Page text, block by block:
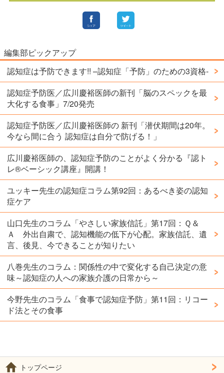
編集部ピックアップ
認知症は予防できます!! –認知症「予防」のための3資格-
認知症予防医／広川慶裕医師の新刊「脳のスペックを最
大化する食事」7/20発売
認知症予防医／広川慶裕医師の 新刊「潜伏期間は20年。
今なら間に合う 認知症は自分で防げる！」
広川慶裕医師の、認知症予防のことがよく分かる『認ト
レ®️ベーシック講座』開講！
ユッキー先生の認知症コラム第92回：あるべき姿の認知
症ケア
山口先生のコラム「やさしい家族信託」第17回：Ｑ＆
Ａ 外出自粛で、認知機能の低下が心配。家族信託、遺
言、後見、今できることが知りたい
八巻先生のコラム：関係性の中で変化する自己決定の意
味～認知症の人への家族介護の日常から～
今野先生のコラム「食事で認知症予防」第11回：リコー
ド法とその食事
トップページ